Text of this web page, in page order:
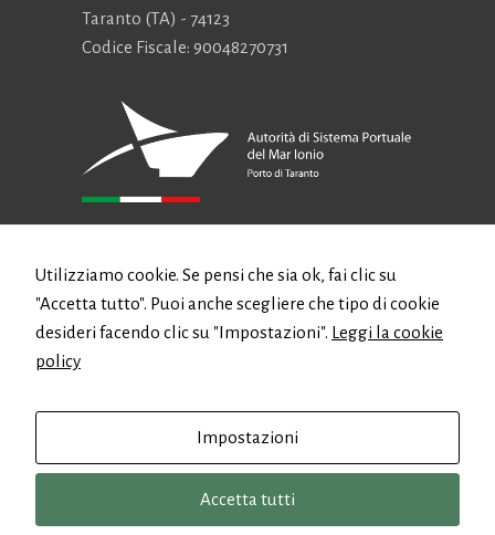
Taranto (TA) - 74123
Codice Fiscale: 90048270731
Email:
authority@port.taranto.it
Fax: +39 099 4706877
Utilizziamo cookie. Se pensi che sia ok, fai clic su
"Accetta tutto". Puoi anche scegliere che tipo di cookie
desideri facendo clic su "Impostazioni". Leggi la cookie
policy
Impostazioni
Accetta tutti